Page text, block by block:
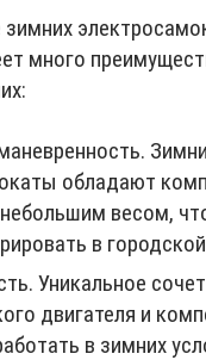
много
обладают
весом,
в
Уникальное
двигателя и
в зимних